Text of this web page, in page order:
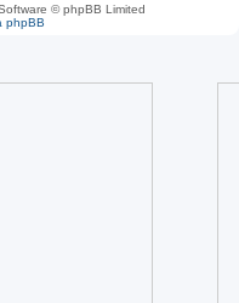
© phpBB Limited
phpBB